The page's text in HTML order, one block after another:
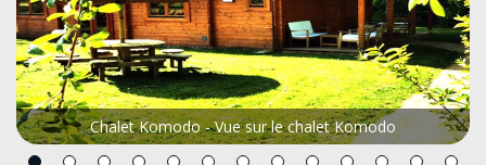
Chalet Komodo - Vue sur le chalet Komodo